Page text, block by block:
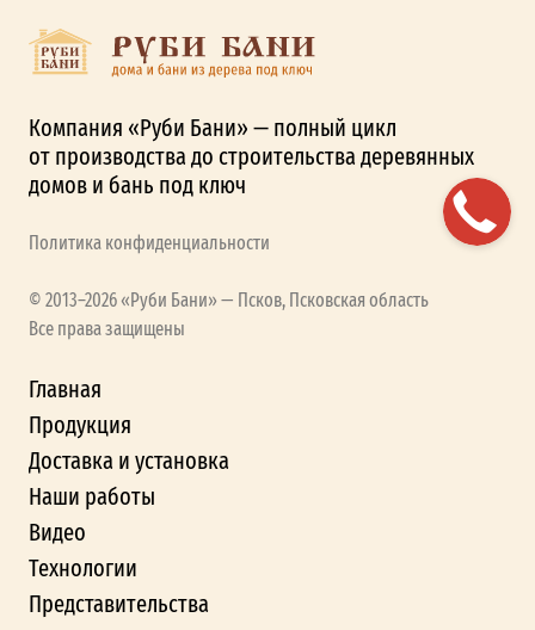
Компания «Руби Бани» — полный цикл
от производства до строительства деревянных
домов и бань под ключ
Политика конфиденциальности
© 2013–2026 «Руби Бани» — Псков, Псковская область
Все права защищены
Главная
Продукция
Доставка и установка
Наши работы
Видео
Технологии
Представительства